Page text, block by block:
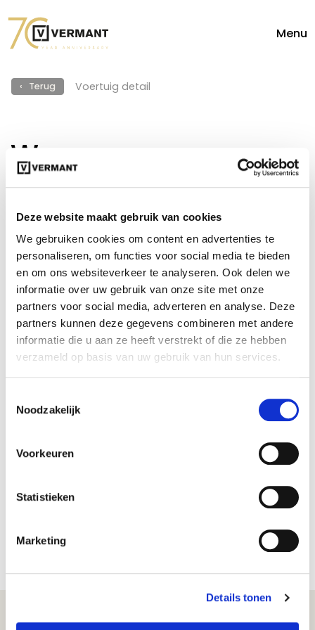
Deze website maakt gebruik van cookies
We gebruiken cookies om content en advertenties te
personaliseren, om functies voor social media te bieden
en om ons websiteverkeer te analyseren. Ook delen we
informatie over uw gebruik van onze site met onze
partners voor social media, adverteren en analyse. Deze
partners kunnen deze gegevens combineren met andere
informatie die u aan ze heeft verstrekt of die ze hebben
verzameld op basis van uw gebruik van hun services.
Noodzakelijk
Voorkeuren
Statistieken
Marketing
Details tonen
Menu
‹ Terug Voertuig detail
Wagens van
hetzelfde type
Bekijk meer
€ 34.990
Kia K4 K4 GT Line 1.0 T-GDI 84,5 kW 115ch MHEV Prijs
inclusief overnamepremie
Vergelijken